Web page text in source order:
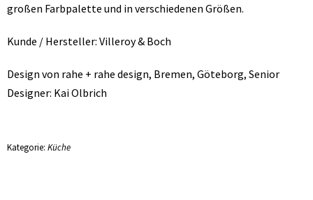
großen Farbpalette und in verschiedenen Größen.
Kunde / Hersteller: Villeroy & Boch
Design von rahe + rahe design, Bremen, Göteborg, Senior
Designer: Kai Olbrich
Kategorie: Küche